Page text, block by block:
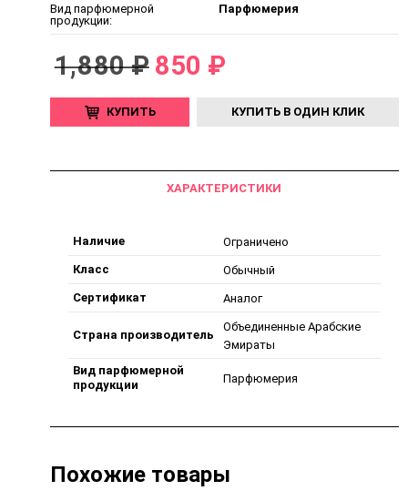
Вид парфюмерной
продукции:
Парфюмерия
1,880 ₽ 850 ₽
КУПИТЬ КУПИТЬ В ОДИН КЛИК
ХАРАКТЕРИСТИКИ
Наличие
Ограничено
Класс
Обычный
Сертификат
Аналог
Страна производитель
Объединенные Арабские
Эмираты
Вид парфюмерной
продукции
Парфюмерия
Похожие товары